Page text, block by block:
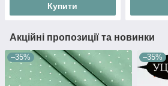
Купити
Акційні пропозиції та новинки
–35% –35%